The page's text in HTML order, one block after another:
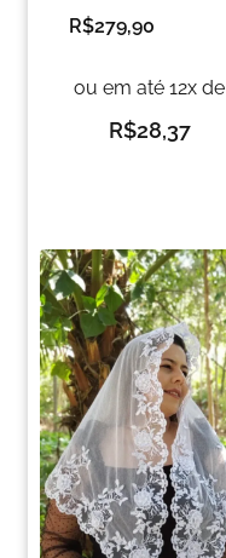
R$279,90
ou em até 12x de
R$28,37